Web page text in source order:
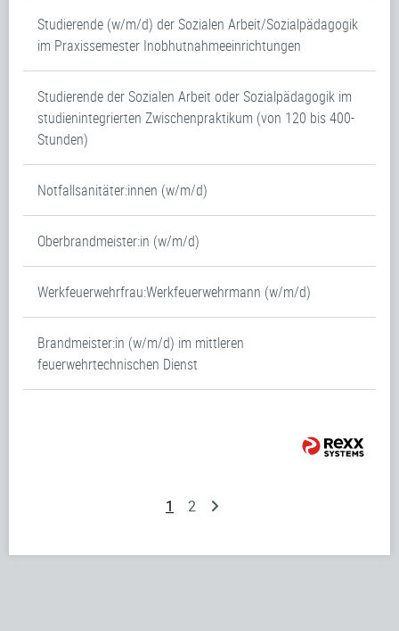
Studierende (w/m/d) der Sozialen Arbeit/Sozialpädagogik
im Praxissemester Inobhutnahmeeinrichtungen
Studierende der Sozialen Arbeit oder Sozialpädagogik im
studienintegrierten Zwischenpraktikum (von 120 bis 400-
Stunden)
Notfallsanitäter:innen (w/m/d)
Oberbrandmeister:in (w/m/d)
Werkfeuerwehrfrau:Werkfeuerwehrmann (w/m/d)
Brandmeister:in (w/m/d) im mittleren
feuerwehrtechnischen Dienst
1 2